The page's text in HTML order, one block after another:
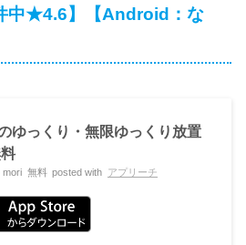
中★4.6】【Android：な
ゆっくり・無限ゆっくり放置
mori 無料 posted with アプリーチ